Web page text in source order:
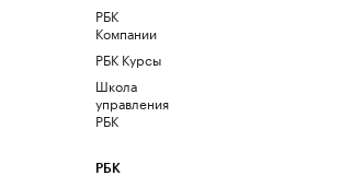
РБК
Компании
РБК Курсы
Школа
управления
РБК
РБК